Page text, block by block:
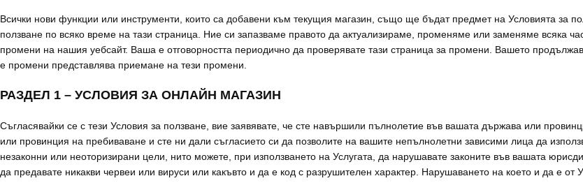
Всички нови функции или инструменти, които са добавени към текущия магазин, също ще бъдат предмет на Условията за
ползване по всяко време на тази страница. Ние си запазваме правото да актуализираме, променяме или заменяме всяка
промени на нашия уебсайт. Ваша е отговорността периодично да проверявате тази страница за промени. Вашето
е промени представлява приемане на тези промени.
РАЗДЕЛ 1 – УСЛОВИЯ ЗА ОНЛАЙН МАГАЗИН
Съгласявайки се с тези Условия за ползване, вие заявявате, че сте навършили пълнолетие във вашата държава или
или провинция на пребиваване и сте ни дали съгласието си да позволите на вашите непълнолетни зависими лица да
незаконни или неоторизирани цели, нито можете, при използването на Услугата, да нарушавате законите във вашата
да предавате никакви червеи или вируси или какъвто и да е код с разрушителен характер. Нарушаването на което и да е